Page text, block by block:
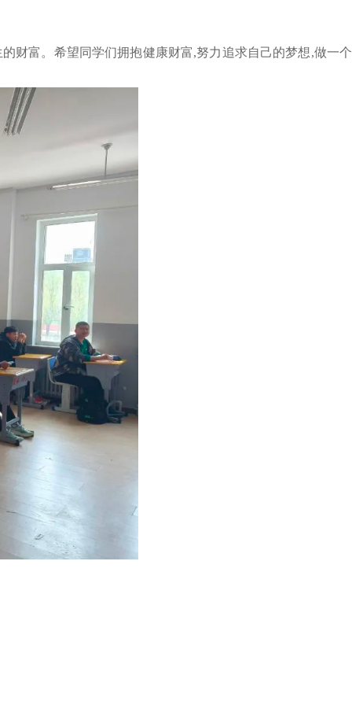
富。希望同学们拥抱健康财富,努力追求自己的梦想,做一个